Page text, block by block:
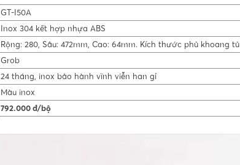
GT-I50A
Inox 304 kết hợp nhựa ABS
Rộng: 280, Sâu: 472mm, Cao: 64mm. Kích thước phủ khoang
Grob
24 tháng, inox bảo hành vĩnh viễn han gỉ
Màu inox
792.000 đ/bộ